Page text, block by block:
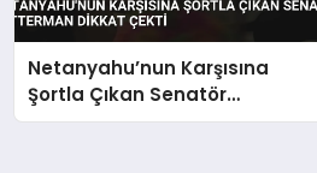
Netanyahu’nun Karşısına
Şortla Çıkan Senatör
Fetterman Dikkat Çekti